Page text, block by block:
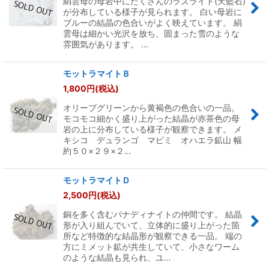
が分布している様子が見られます。 白い母岩に
ブルーの結晶の色合いがよく映えています。 絹
雲母は細かい光沢を放ち、固まった雪のような
雰囲気があります。 …
モットラマイトＢ
1,800円(税込)
オリーブグリーンから黄褐色の色合いの一品。
モコモコ細かく盛り上がった結晶が赤茶色の母
岩の上に分布している様子が観察できます。 メ
キシコ デュランゴ マピミ オハエラ鉱山 幅
約５０×２９×２…
モットラマイトＤ
2,500円(税込)
銅を多く含むバナディナイトの仲間です。 結晶
形が入り組んでいて、立体的に盛り上がった箇
所など特徴的な結晶形が観察できる一品。 端の
方にミメット鉱が共生していて、小さなワーム
のような結晶も見られ、ユ…